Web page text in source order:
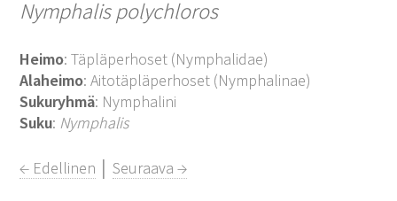
Nymphalis polychloros
Heimo: Täpläperhoset (Nymphalidae)
Alaheimo: Aitotäpläperhoset (Nymphalinae)
Sukuryhmä: Nymphalini
Suku: Nymphalis
← Edellinen │Seuraava →